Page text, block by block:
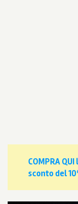
COMPRA
sconto del